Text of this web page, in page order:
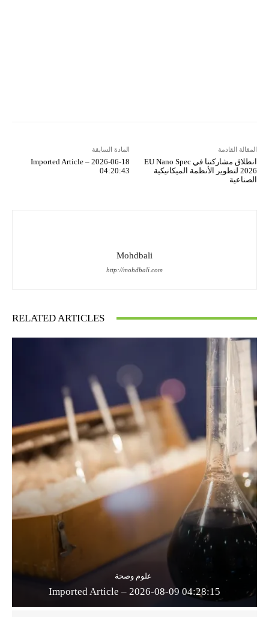
المادة السابقة
Imported Article – 2026-06-18
04:20:43
المقالة القادمة
انطلاق مشاركتنا في EU Nano Spec
2026 لتطوير الأنظمة الميكانيكية
الصناعية
Mohdbali
http://mohdbali.com
RELATED ARTICLES
علوم وصحة
Imported Article – 2026-08-09 04:28:15